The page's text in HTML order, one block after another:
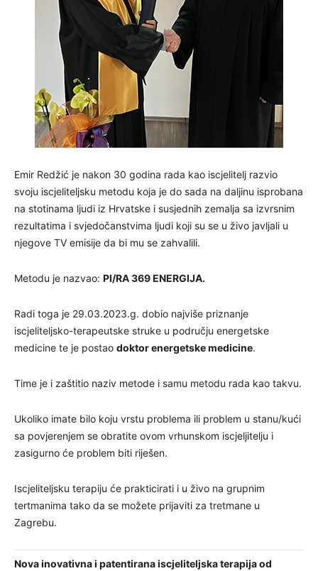
Emir Redžić je nakon 30 godina rada kao iscjelitelj razvio
svoju iscjeliteljsku metodu koja je do sada na daljinu isprobana
na stotinama ljudi iz Hrvatske i susjednih zemalja sa izvrsnim
rezultatima i svjedočanstvima ljudi koji su se u živo javljali u
njegove TV emisije da bi mu se zahvalili.
Metodu je nazvao: PI/RA 369 ENERGIJA.
Radi toga je 29.03.2023.g. dobio najviše priznanje
iscjeliteljsko-terapeutske struke u području energetske
medicine te je postao doktor energetske medicine.
Time je i zaštitio naziv metode i samu metodu rada kao takvu.
Ukoliko imate bilo koju vrstu problema ili problem u stanu/kući
sa povjerenjem se obratite ovom vrhunskom iscjeljitelju i
zasigurno će problem biti riješen.
Iscjeliteljsku terapiju će prakticirati i u živo na grupnim
tertmanima tako da se možete prijaviti za tretmane u
Zagrebu.
Nova inovativna i patentirana iscjeliteljska terapija od